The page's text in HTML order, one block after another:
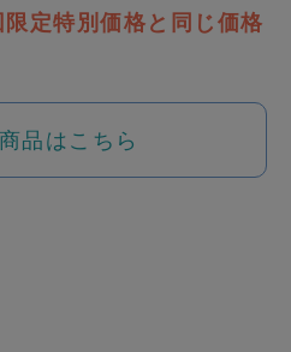
定特別価格と同じ価格
品はこちら